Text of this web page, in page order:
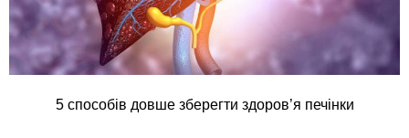
5 способів довше зберегти здоров’я печінки